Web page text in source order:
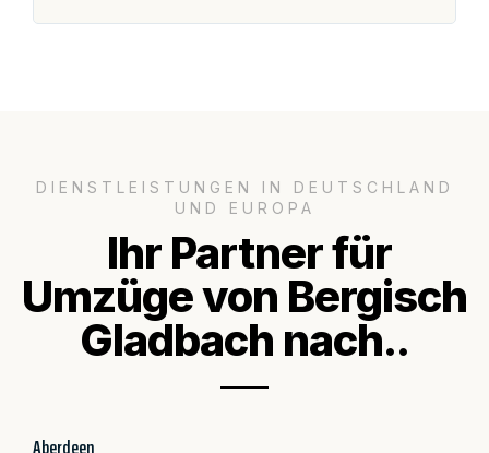
DIENSTLEISTUNGEN IN DEUTSCHLAND
UND EUROPA
Ihr Partner für
Umzüge von Bergisch
Gladbach nach..